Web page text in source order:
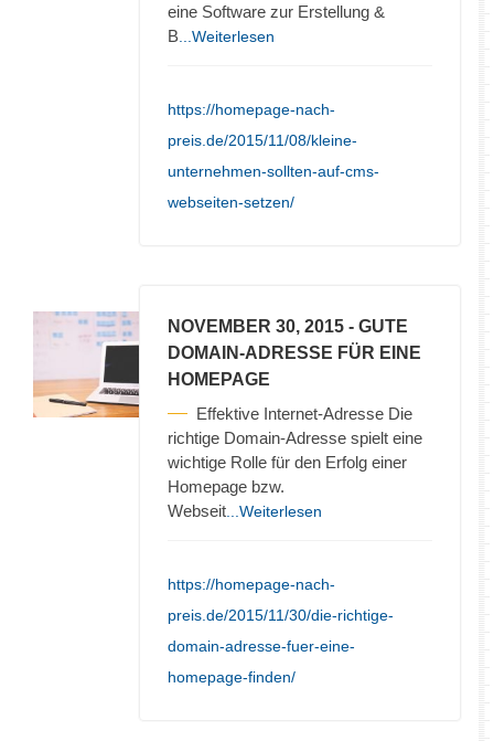
eine Software zur Erstellung &
B ...Weiterlesen
https://homepage-nach-
preis.de/2015/11/08/kleine-
unternehmen-sollten-auf-cms-
webseiten-setzen/
NOVEMBER 30, 2015 - GUTE
DOMAIN-ADRESSE FÜR EINE
HOMEPAGE
Effektive Internet-Adresse Die
richtige Domain-Adresse spielt eine
wichtige Rolle für den Erfolg einer
Homepage bzw.
Webseit ...Weiterlesen
https://homepage-nach-
preis.de/2015/11/30/die-richtige-
domain-adresse-fuer-eine-
homepage-finden/